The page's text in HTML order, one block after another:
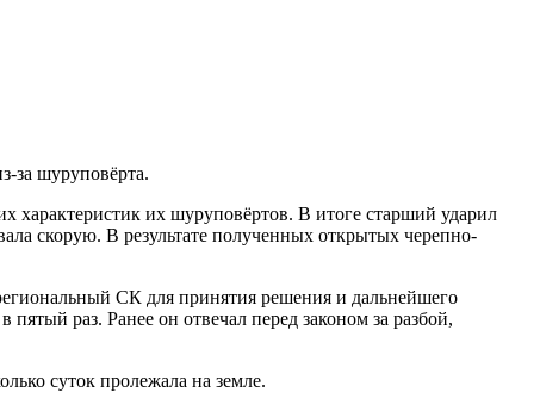
за шуруповёрта.
характеристик их шуруповёртов. В итоге старший ударил
скорую. В результате полученных открытых черепно-
СК для принятия решения и дальнейшего
раз. Ранее он отвечал перед законом за разбой,
суток пролежала на земле.